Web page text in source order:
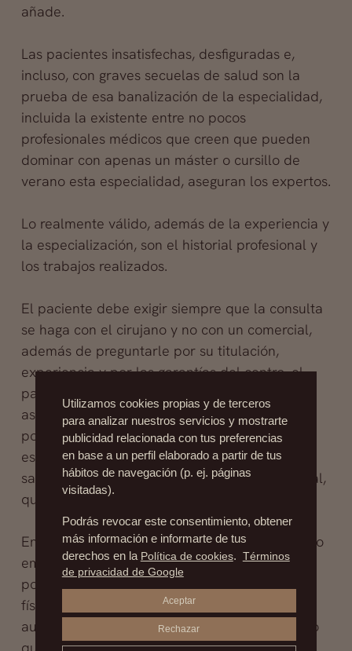
añade.
Las pacientes insatisfechas, desfiguradas e,
incluso, con graves secuelas de salud son la
prueba de esa banalización de la especialidad,
incluida la existente entre no pocos
profesionales médicos que creen que pueden
dominar con apenas un máster o cursillo de
verano esta especialidad, aseguran los expertos.
Lo realmente válido, además de la experiencia y
la especialización, son el historial profesional y
los trabajos realizados.
El paciente debe exigir siempre que la consulta
se haga con el cirujano y no con un comercial,
además de preguntarle por su titulación,
experiencia y por las garantías del centro, el
paciente debe explicar sus deseos y
aspiraciones y el cirujano debe aclararle las
posibilidades reales, sin alimentar falsas
esperanzas. Si, a pesar de todo, no está
satisfecha o no tiene feeling con ese profesional,
que acuda a otro.
En todas las cirugías estéticas existe el conflicto
emocional, la relación entre expectativas y
posibilidades reales. En su deseo de mejorar
físicamente o solucionar conflictos de
autoimagen, algunas pacientes sobrevaloran lo
Utilizamos cookies propias y de terceros
para analizar nuestros servicios y mostrarte
publicidad relacionada con tus preferencias
en base a un perfil elaborado a partir de tus
hábitos de navegación (p. ej. páginas
visitadas).
Podrás revocar este consentimiento, obtener
más información e informarte de tus
derechos en la Política de cookies. Términos
de privacidad de Google
Aceptar
Rechazar